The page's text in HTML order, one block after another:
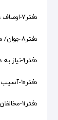
دفتر۷-اوصاف عارفان/ صادق محمودی
دفتر۸-جوان/ محمدجواد رودگر
دفتر۹-نیاز به دین/ حسن یوسفیان
دفتر۱۰-آسیب شناسی حکومت دینی/ مرتضی(نادر) شکراللهی
دفتر۱۱-مخالفان سیاسی/ سیدمهدی منصوری